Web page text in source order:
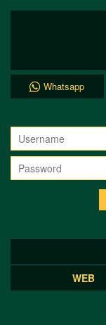
Whatsapp
WEB